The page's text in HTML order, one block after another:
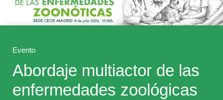
Evento
Abordaje multiactor de las
enfermedades zoológicas